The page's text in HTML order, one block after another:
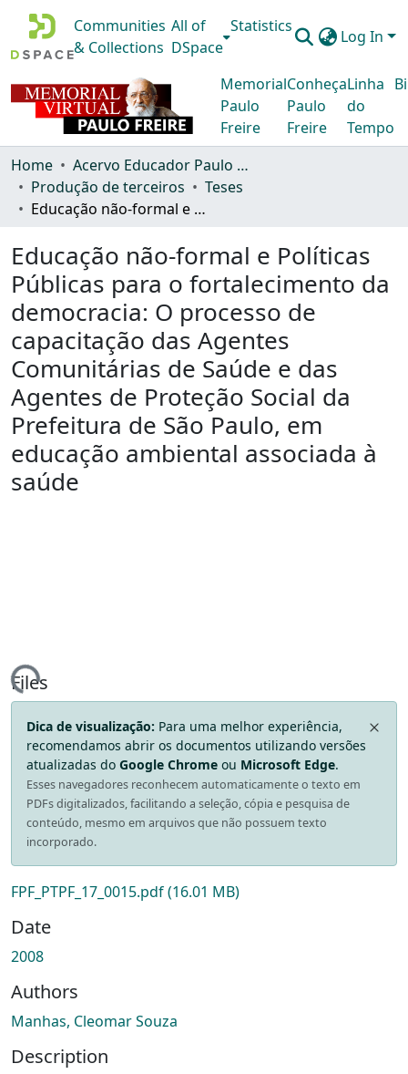
Communities
& Collections
All of
DSpace
Statistics
Log In
Memorial
Paulo
Freire
Conheça
Paulo
Freire
Linha
do
Tempo
Home
Acervo Educador Paulo Freire
Produção de terceiros
Teses
Educação não-formal e Políticas Públicas para o fortalecimento da democracia: O processo de capacitação das Agentes Comunitárias de Saúde e das Agentes de Proteção Social da Prefeitura de São Paulo, em educação ambiental associada à saúde
Educação não-formal e Políticas
Públicas para o fortalecimento da
democracia: O processo de
capacitação das Agentes
Comunitárias de Saúde e das
Agentes de Proteção Social da
Prefeitura de São Paulo, em
educação ambiental associada à
saúde
Files
Dica de visualização: Para uma melhor experiência,
recomendamos abrir os documentos utilizando versões
atualizadas do Google Chrome ou Microsoft Edge.
Esses navegadores reconhecem automaticamente o texto em
PDFs digitalizados, facilitando a seleção, cópia e pesquisa de
conteúdo, mesmo em arquivos que não possuem texto
incorporado.
FPF_PTPF_17_0015.pdf(16.01 MB)
Date
2008
Authors
Manhas, Cleomar Souza
Description